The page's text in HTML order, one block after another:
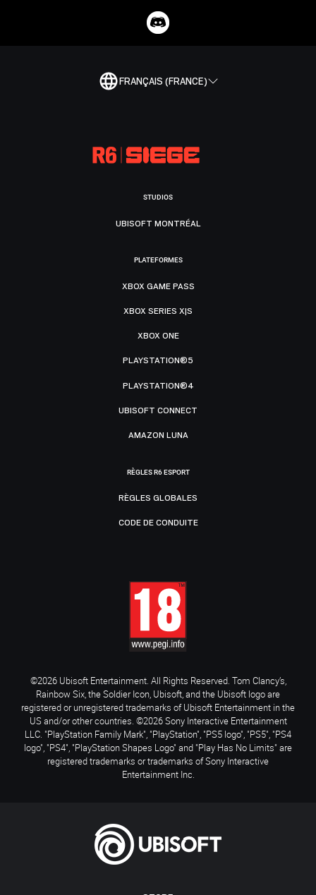
FRANÇAIS (FRANCE)
STUDIOS
UBISOFT MONTRÉAL
PLATEFORMES
XBOX GAME PASS
XBOX SERIES X|S
XBOX ONE
PLAYSTATION®5
PLAYSTATION®4
UBISOFT CONNECT
AMAZON LUNA
RÈGLES R6 ESPORT
RÈGLES GLOBALES
CODE DE CONDUITE
©2026 Ubisoft Entertainment. All Rights Reserved. Tom Clancy’s,
Rainbow Six, the Soldier Icon, Ubisoft, and the Ubisoft logo are
registered or unregistered trademarks of Ubisoft Entertainment in the
US and/or other countries. ©2026 Sony Interactive Entertainment
LLC. "PlayStation Family Mark", "PlayStation", "PS5 logo", "PS5", "PS4
logo", "PS4", "PlayStation Shapes Logo" and "Play Has No Limits" are
registered trademarks or trademarks of Sony Interactive
Entertainment Inc.